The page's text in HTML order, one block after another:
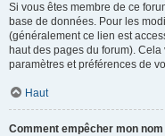
Si vous êtes membre de ce
base de données. Pour les
(généralement ce lien est
haut des pages du forum).
paramètres et préférences de
Haut
Comment empêcher mon